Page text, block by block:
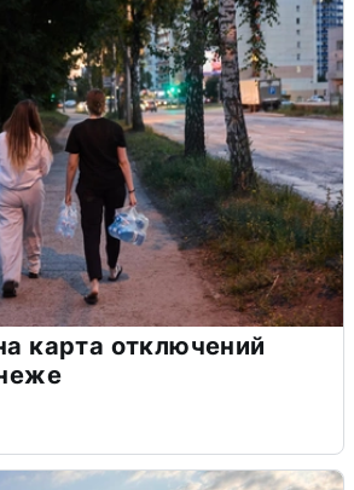
карта отключений